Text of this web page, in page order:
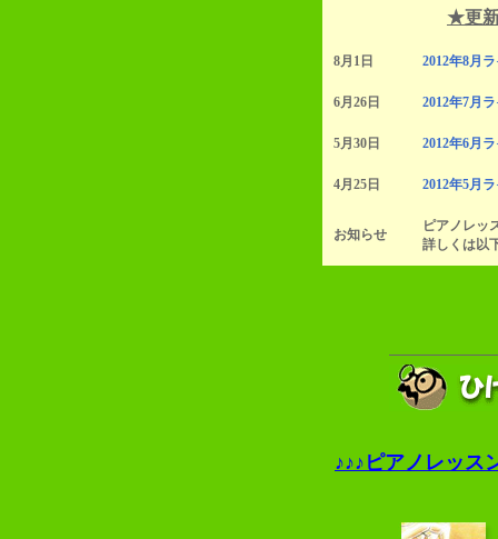
★更
8月1日 2012年8月
6月26日 2012年7月
5月30日 2012年6月
4月25日 2012年5月
お知らせ
ピアノレッ
詳しくは以
♪♪♪ピアノレッス